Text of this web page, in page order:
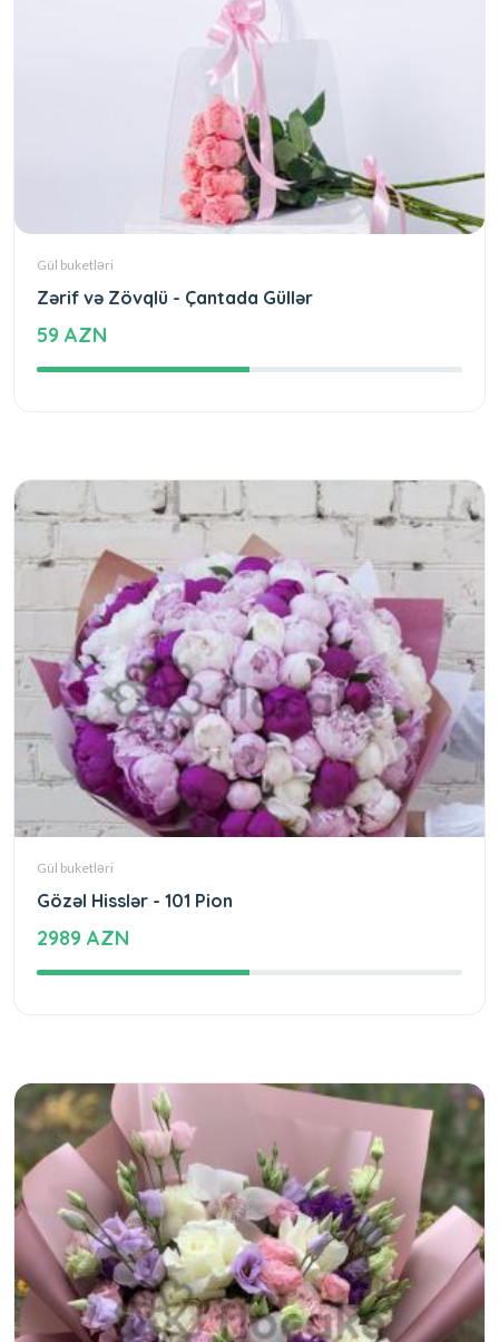
Gül buketləri
Zərif və Zövqlü - Çantada Güllər
59 AZN
Gül buketləri
Gözəl Hisslər - 101 Pion
2989 AZN